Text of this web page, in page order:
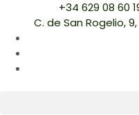
+34 629 08 60
C. de San Rogelio,